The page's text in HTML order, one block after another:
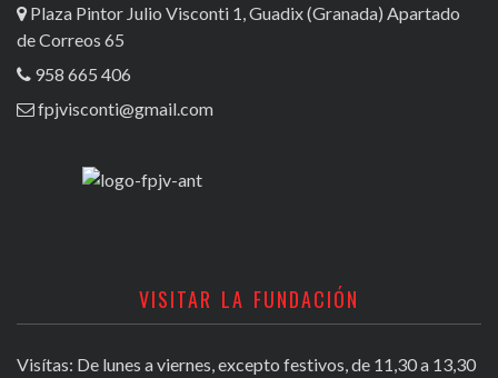
Plaza Pintor Julio Visconti 1, Guadix (Granada) Apartado
de Correos 65
958 665 406
fpjvisconti@gmail.com
VISITAR LA FUNDACIÓN
Visítas: De lunes a viernes, excepto festivos, de 11,30 a 13,30